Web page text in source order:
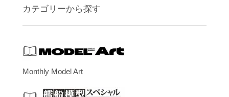
カテゴリーから探す
Monthly Model Art